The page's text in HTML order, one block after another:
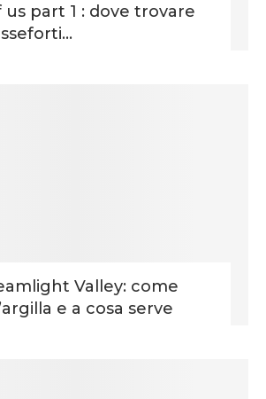
us part 1 : dove trovare
Valley: come
e a cosa serve